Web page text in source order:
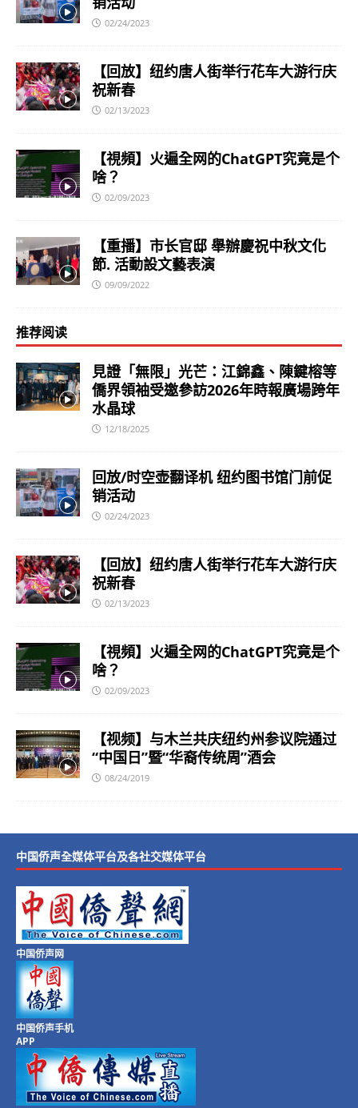
02/24/2023
【回放】纽约唐人街举行花车大游行庆
祝新春
02/13/2023
【視頻】火遍全网的ChatGPT究竟是个
啥？
02/09/2023
【重播】市长官邸 舉辦慶祝中秋文化
節. 活動設文藝表演
09/09/2022
推荐阅读
見證「無限」光芒：江錦鑫、陳鍵榕等
僑界領袖受邀參訪2026年時報廣場跨年
水晶球
12/18/2025
回放/时空壶翻译机 纽约图书馆门前促
销活动
02/24/2023
【回放】纽约唐人街举行花车大游行庆
祝新春
02/13/2023
【視頻】火遍全网的ChatGPT究竟是个
啥？
02/09/2023
【视频】与木兰共庆纽约州参议院通过
“中国日”暨“华裔传统周”酒会
08/24/2019
中国侨声全媒体平台及各社交媒体平台
中国侨声网
中国侨声手机
APP